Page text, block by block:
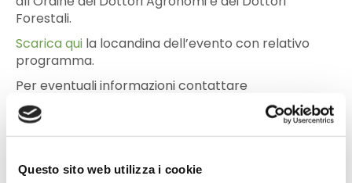
Questo sito web utilizza i cookie
Forestali.
Scarica qui la locandina dell’evento con relativo
programma.
Per eventuali informazioni contattare
Mariantonietta Porcelli
m.porcelli@agriplansrl.it
L’iniziativa fa parte del ciclo “CHI (RI)CERCA TROVA”,
divulgare i risultati di tutti i progetti sostenuti da
Ager. Ad oggi sono stati realizzati 14 webinar sui